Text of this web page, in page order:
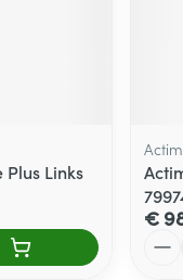
Links
€